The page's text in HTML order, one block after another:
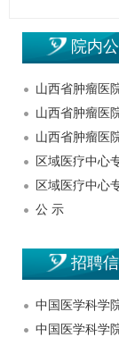
院内
山西省肿瘤医
山西省肿瘤医
山西省肿瘤医
区域医疗中心
区域医疗中心
公 示
招聘
中国医学科学
中国医学科学